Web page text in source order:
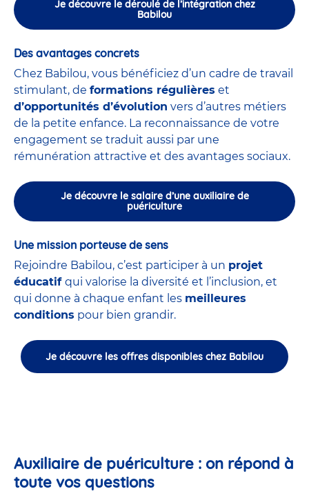
Je découvre le déroulé de l’intégration chez
Babilou
Des avantages concrets
Chez Babilou, vous bénéficiez d’un cadre de travail
stimulant, de formations régulières et
d’opportunités d’évolution vers d’autres métiers
de la petite enfance. La reconnaissance de votre
engagement se traduit aussi par une
rémunération attractive et des avantages sociaux.
Je découvre le salaire d’une auxiliaire de
puériculture
Une mission porteuse de sens
Rejoindre Babilou, c’est participer à un projet
éducatif qui valorise la diversité et l’inclusion, et
qui donne à chaque enfant les meilleures
conditions pour bien grandir.
Je découvre les offres disponibles chez Babilou
Auxiliaire de puériculture : on répond à
toute vos questions